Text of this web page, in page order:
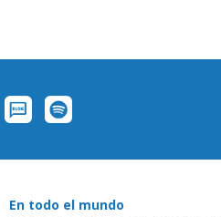
En todo el mundo